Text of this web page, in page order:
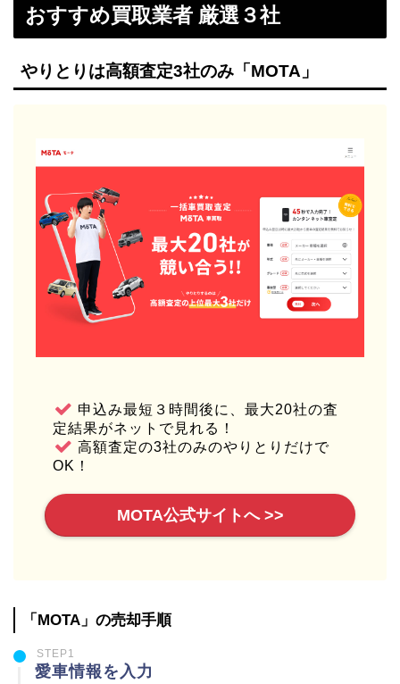
おすすめ買取業者 厳選３社
やりとりは高額査定3社のみ「MOTA」
申込み最短３時間後に、最大20社の査
定結果がネットで見れる！
高額査定の3社のみのやりとりだけで
OK！
MOTA公式サイトへ >>
「MOTA」の売却手順
STEP1
愛車情報を入力